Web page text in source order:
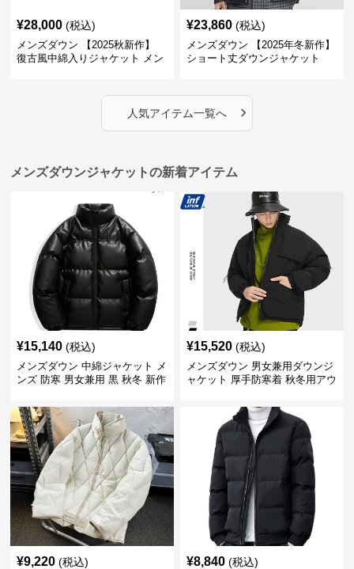
¥28,000 (税込)
メンズダウン 【2025秋新作】
復古風中綿入りジャケット メン
¥23,860 (税込)
メンズダウン 【2025年冬新作】
ショート丈ダウンジャケット
人気アイテム一覧へ ›
メンズダウンジャケットの新着アイテム
¥15,140 (税込)
メンズダウン 中綿ジャケット メ
ンズ 防寒 男女兼用 黒 秋冬 新作
¥15,520 (税込)
メンズダウン 男女兼用ダウンジ
ャケット 厚手防寒着 秋冬用アウ
¥9,220 (税込) ¥8,840 (税込)